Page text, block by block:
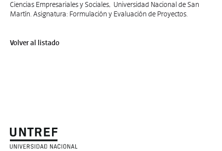
Ciencias Empresariales y Sociales, Universidad Nacional de San
Martín. Asignatura: Formulación y Evaluación de Proyectos.
Volver al listado